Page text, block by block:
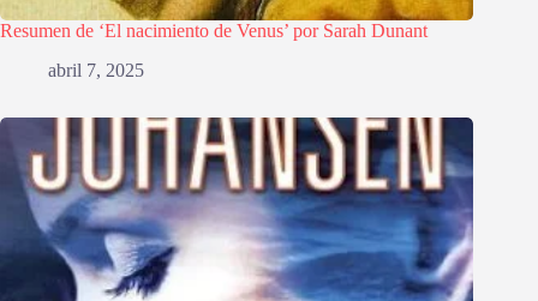
Resumen de ‘El nacimiento de Venus’ por Sarah Dunant
abril 7, 2025